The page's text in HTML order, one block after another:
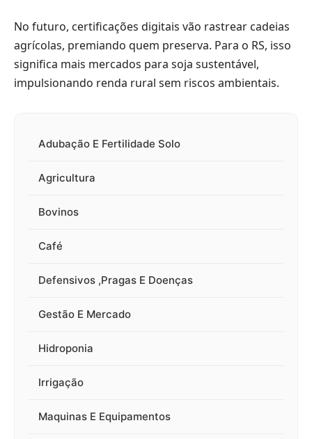
No futuro, certificações digitais vão rastrear cadeias
agrícolas, premiando quem preserva. Para o RS, isso
significa mais mercados para soja sustentável,
impulsionando renda rural sem riscos ambientais.
Adubação E Fertilidade Solo
Agricultura
Bovinos
Café
Defensivos ,Pragas E Doenças
Gestão E Mercado
Hidroponia
Irrigação
Maquinas E Equipamentos